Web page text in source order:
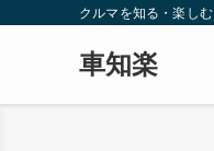
クルマを知る・楽しむ
車知楽